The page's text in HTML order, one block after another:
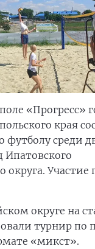
«Прогресс»
края
футболу среди
округа. Участие
округе на
турнир по
«микст».